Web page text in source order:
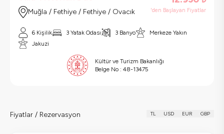
Muğla / Fethiye / Fethiye / Ovacık 'den Başlayan Fiyatlar
6 Kişilik 3 Yatak Odası 3 Banyo
Merkeze Yakın
Jakuzi
Kültür ve Turizm Bakanlığı
Belge No : 48-13475
Fiyatlar / Rezervasyon TL USD EUR GBP